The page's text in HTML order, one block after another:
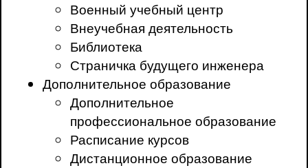
Военный учебный центр
Внеучебная деятельность
Библиотека
Страничка будущего инженера
Дополнительное образование
Дополнительное
профессиональное образование
Расписание курсов
Дистанционное образование